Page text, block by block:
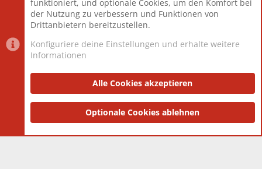
Neuestes Mitglied
Berlin
Datenschutzerklärung Impressum
Community platform by XenForo® © 2010-2025 XenForo Ltd.
and add-ons by ThemeHouse
funktioniert, und optionale Cookies, um den Komfort bei
der Nutzung zu verbessern und Funktionen von
Drittanbietern bereitzustellen.
Konfiguriere deine Einstellungen und erhalte weitere
Informationen
Alle Cookies akzeptieren
Optionale Cookies ablehnen